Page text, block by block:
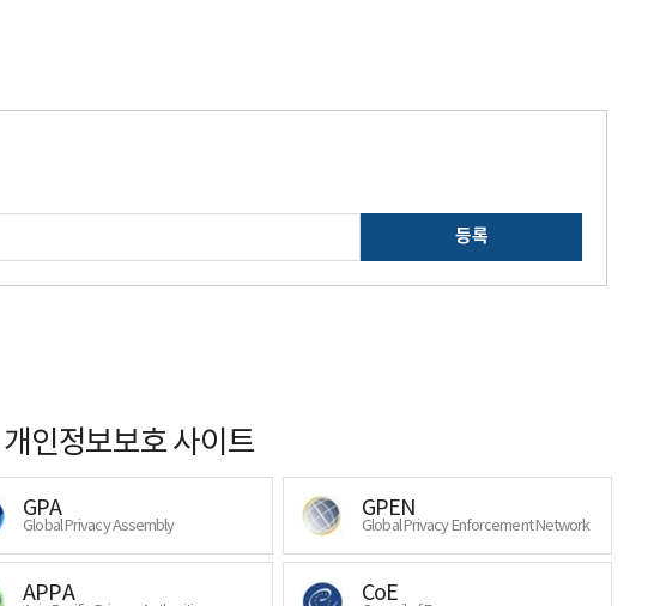
등록
인정보보호 사이트
GPA
Global Privacy Assembly
GPEN
Global Privacy Enforcement Network
APPA CoE